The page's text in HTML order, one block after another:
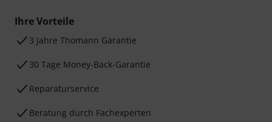
Ihre Vorteile
3 Jahre Thomann Garantie
30 Tage Money-Back-Garantie
Reparaturservice
Beratung durch Fachexperten